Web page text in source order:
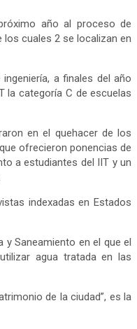
año al proceso de
cuales 2 se localizan en
a finales del año
la categoría C de escuelas
en el quehacer de los
ofrecieron ponencias de
a estudiantes del IIT y un
indexadas en Estados
Saneamiento en el que el
agua tratada en las
de la ciudad”, es la